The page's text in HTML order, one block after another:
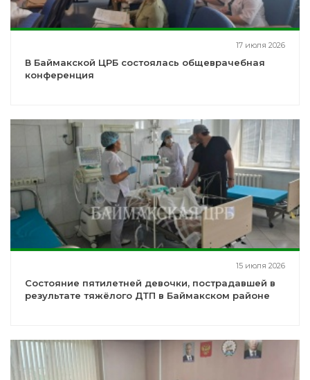
17 июля 2026
В Баймакской ЦРБ состоялась общеврачебная
конференция
15 июля 2026
Состояние пятилетней девочки, пострадавшей в
результате тяжёлого ДТП в Баймакском районе